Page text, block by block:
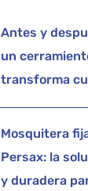
Antes y
un
transforma
Mosquitera
Persax: la
y duradera